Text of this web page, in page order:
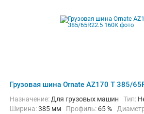
Грузовая шина Ornate AZ170 T 385/
Назначение: Для грузовых машин Тип:
Ширина:385 мм Профиль: 65 %